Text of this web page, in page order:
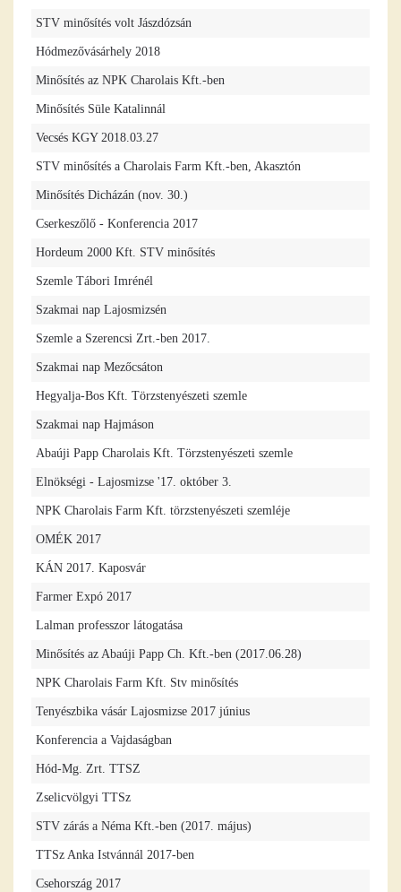
STV minősítés volt Jászdózsán
Hódmezővásárhely 2018
Minősítés az NPK Charolais Kft.-ben
Minősítés Süle Katalinnál
Vecsés KGY 2018.03.27
STV minősítés a Charolais Farm Kft.-ben, Akasztón
Minősítés Dicházán (nov. 30.)
Cserkeszőlő - Konferencia 2017
Hordeum 2000 Kft. STV minősítés
Szemle Tábori Imrénél
Szakmai nap Lajosmizsén
Szemle a Szerencsi Zrt.-ben 2017.
Szakmai nap Mezőcsáton
Hegyalja-Bos Kft. Törzstenyészeti szemle
Szakmai nap Hajmáson
Abaúji Papp Charolais Kft. Törzstenyészeti szemle
Elnökségi - Lajosmizse '17. október 3.
NPK Charolais Farm Kft. törzstenyészeti szemléje
OMÉK 2017
KÁN 2017. Kaposvár
Farmer Expó 2017
Lalman professzor látogatása
Minősítés az Abaúji Papp Ch. Kft.-ben (2017.06.28)
NPK Charolais Farm Kft. Stv minősítés
Tenyészbika vásár Lajosmizse 2017 június
Konferencia a Vajdaságban
Hód-Mg. Zrt. TTSZ
Zselicvölgyi TTSz
STV zárás a Néma Kft.-ben (2017. május)
TTSz Anka Istvánnál 2017-ben
Csehország 2017